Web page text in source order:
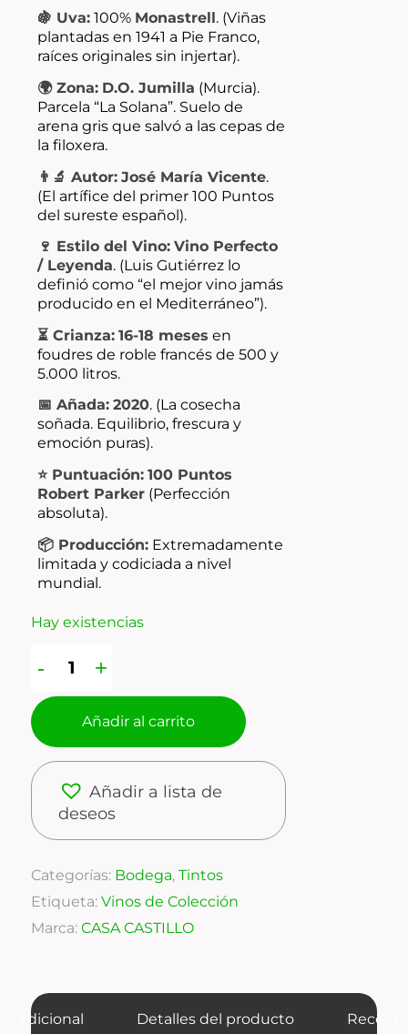
🍇 Uva:100% Monastrell .(Viñas
plantadas en 1941 a Pie Franco,
raíces originales sin injertar).
🌍 Zona: D.O. Jumilla (Murcia).
Parcela “La Solana”.Suelo de
arena gris que salvó a las cepas de
la filoxera.
👨‍🔬 Autor: José María Vicente.
(El artífice del primer 100 Puntos
del sureste español).
🍷 Estilo del Vino: Vino Perfecto
/ Leyenda.(Luis Gutiérrez lo
definió como “el mejor vino jamás
producido en el Mediterráneo”).
⏳ Crianza: 16-18 meses en
foudres de roble francés de 500 y
5.000 litros.
📅 Añada: 2020.(La cosecha
soñada.Equilibrio,frescura y
emoción puras).
⭐ Puntuación: 100 Puntos
Robert Parker(Perfección
absoluta).
📦 Producción:Extremadamente
limitada y codiciada a nivel
mundial.
Hay existencias
Añadir al carrito
Añadir a lista de
deseos
Categorías: Bodega, Tintos
Etiqueta: Vinos de Colección
Marca: CASA CASTILLO
adicional Detalles del producto Receta